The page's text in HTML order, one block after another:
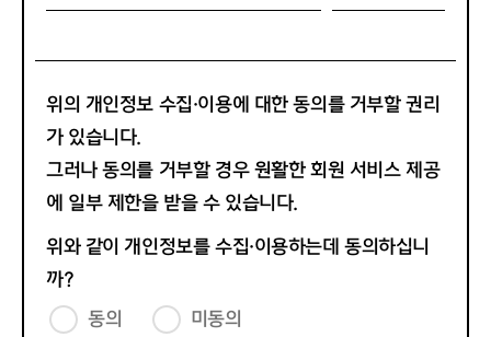
다. 사회의 안녕 질서 혹은 미풍양속을 저해할 목적으로 신
라. 다른 사람의 회관서비스 이용을 방해하거나 그 정보를
마. 회관 사이트를 이용하여 법령과 본 약관이 금지하는 행
위를 하는 경우
바. 타인의 비방 및 음해를 목적으로 사이트를 이용하는 경
우
아. 회관이 추구하는 정책방향에 위배되는 경우
3. 회관은 다음 각 항에 해당하는 경우 그 사유가 해소될 때
가. 서비스 관련 제반 용량이 부족한 경우
6. "기획공연"은 세종이 단독으로 기획하거나 외부 단체와
연, 공동 주최 기획공연으로 구분됩니다.
7. "대관공연"은 외부 공연기획사나 개인이 세종 공연장을
대관하여 기획하는 공연을 의미하며, 여기서의 공연의 주최
는 세종이 아닌 외부 공연 기획사 또는 개인을 의미합니다.
8. "동일공연"은 2회 이상 연속되는 공연을 말하며, 공연 회
차 별로 프로그램이 동일하지 않을 수 있습니다.
공동으로 기획하는 전시를 말하며, 순수 기획전시와 공동 주
최 기획전시로 구분됩니다.
10."대관전시"는 외부 전시기획사나 개인이 세종 전시장을
대관하여 기획하는 전시를 의미하며, 전시의 주최는 세종이
위의 개인정보 수집·이용에 대한 동의를 거부할 권리
가 있습니다.
그러나 동의를 거부할 경우 원활한 회원 서비스 제공
에 일부 제한을 받을 수 있습니다.
위와 같이 개인정보를 수집·이용하는데 동의하십니
까?
동의
미동의